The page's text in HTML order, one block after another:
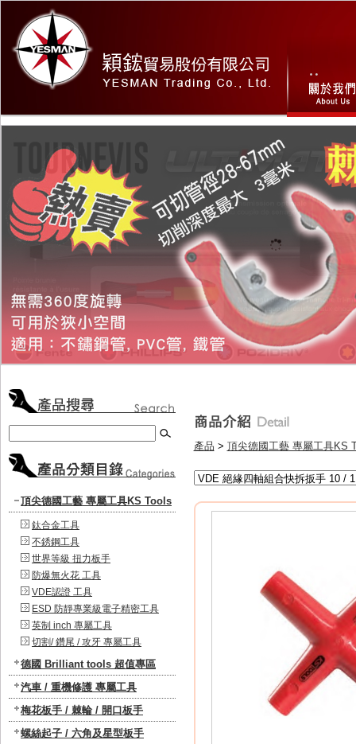
頂尖德國工藝 專屬工具KS Tools
鈦合金工具
不銹鋼工具
世界等級 扭力板手
防爆無火花 工具
VDE認證 工具
ESD 防靜專業級電子精密工具
英制 inch 專屬工具
切割/ 鑽尾 / 攻牙 專屬工具
德國 Brilliant tools 超值專區
汽車 / 重機修護 專屬工具
梅花板手 / 棘輪 / 開口板手
螺絲起子 / 六角及星型板手
產品 > 頂尖德國工藝 專屬工具KS